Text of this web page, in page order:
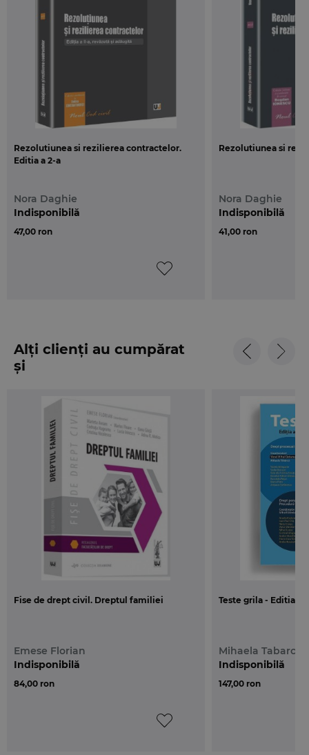
Elaborata sub forma unui curs universitar, lucrarea
se adreseaza, in primul rand, studentilor de la
facultatile de drept, dar si tuturor celor interesati sa
cunoasca si mai ales sa inteleaga aceasta materie
in actuala codificare.
Rezolutiunea si rezilierea contractelor.
Editia a 2-a
Nora Daghie
47,00 ron
Indisponibilă
Rezolutiunea si
Nora Daghie
41,00 ron
Indisponibilă
Alți clienți au cumpărat
și
Fise de drept civil. Dreptul familiei
Emese Florian
84,00 ron
Indisponibilă
Teste grila - Editia a
Mihaela Tabarca
147,00 ron
Indisponibilă